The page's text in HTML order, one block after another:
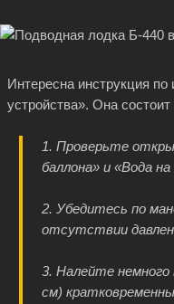
Интересна инструкция
устройства». Она состоит
1. Проверьте
баллона» и «Вода
2. Убедитесь по
отсутствии
3. Налейте
см)